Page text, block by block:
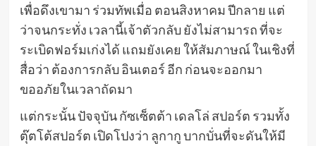
เพื่อดึงเขามา ร่วมทัพเมื่อ ตอนสิงหาคม ปีกลาย แต่
ว่าจนกระทั่ง เวลานี้เจ้าตัวกลับ ยังไม่สามารถ ที่จะ
ระเบิดฟอร์มเก่งได้ แถมยังเคย ให้สัมภาษณ์ ในเชิงที่
สื่อว่า ต้องการกลับ อินเตอร์ อีก ก่อนจะออกมา
ขออภัยในเวลาถัดมา
แต่กระนั้น ปัจจุบัน กัซเซ็ตต้า เดลโล่ สปอร์ต รวมทั้ง
ตุ๊ตโต้สปอร์ต เปิดโปงว่า ลูกากู บากบั่นที่จะดันให้มี